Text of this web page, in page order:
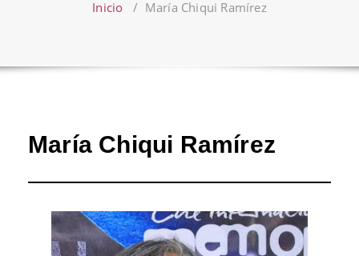
Inicio / María Chiqui Ramírez
María Chiqui Ramírez